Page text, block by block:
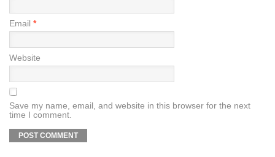
Email *
Website
Save my name, email, and website in this browser for the next
time I comment.